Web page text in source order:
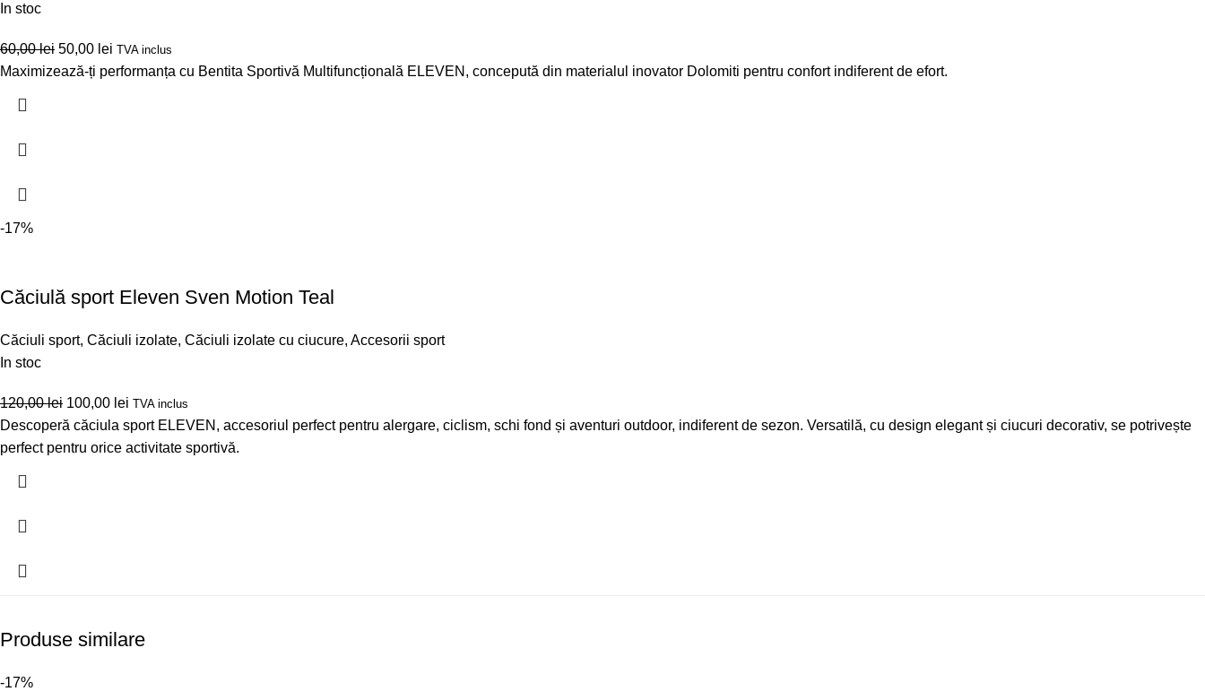
In stoc
60,00lei 50,00 lei TVA inclus
Maximizează-ți performanța cu Bentita Sportivă Multifuncțională ELEVEN, concepută din materialul inovator Dolomiti pentru confort indiferent de efort.
-17%
Căciulă sport Eleven Sven Motion Teal
Căciuli sport, Căciuli izolate, Căciuli izolate cu ciucure, Accesorii sport
In stoc
120,00lei 100,00 lei TVA inclus
Descoperă căciula sport ELEVEN, accesoriul perfect pentru alergare, ciclism, schi fond și aventuri outdoor, indiferent de sezon. Versatilă, cu design elegant și ciucuri decorativ, se potrivește
perfect pentru orice activitate sportivă.
Produse similare
-17%